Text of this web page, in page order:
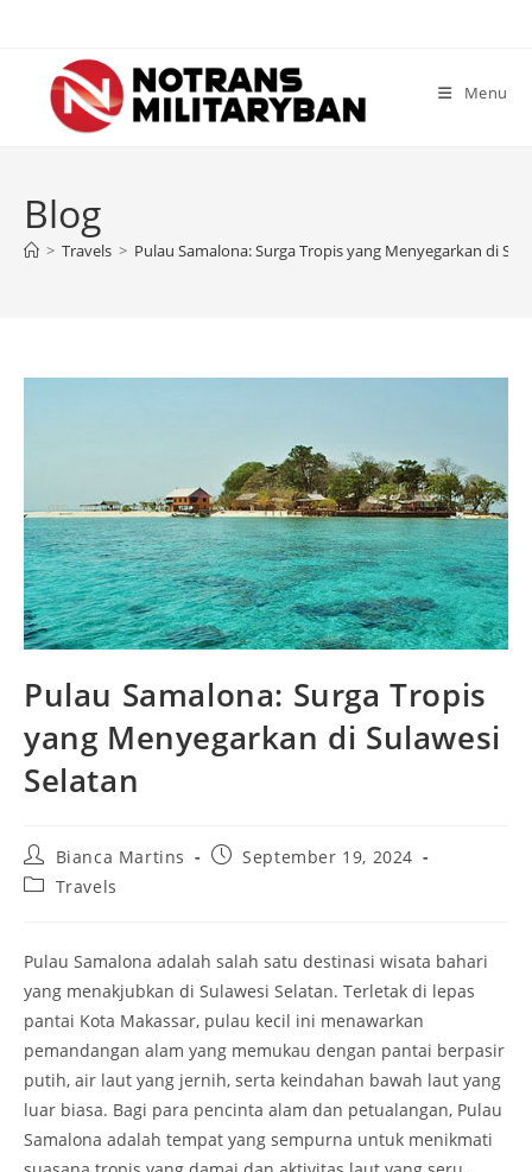
content
Menu
Blog
> Travels > Pulau Samalona: Surga Tropis yang Menyegarkan di
Pulau Samalona: Surga Tropis
yang Menyegarkan di Sulawesi
Selatan
Post
author:
Bianca Martins
PostSeptember 19, 2024
PostTravels
Pulau Samalona adalah salah satu destinasi wisata bahari
yang menakjubkan di Sulawesi Selatan. Terletak di lepas
pantai Kota Makassar, pulau kecil ini menawarkan
pemandangan alam yang memukau dengan pantai berpasir
putih, air laut yang jernih, serta keindahan bawah laut yang
luar biasa. Bagi para pencinta alam dan petualangan, Pulau
Samalona adalah tempat yang sempurna untuk menikmati